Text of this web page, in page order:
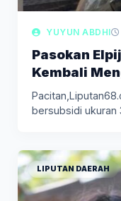
YUYUN ABDHI
Pasokan
Kembali
bersubsidi ukuran
LIPUTAN DAERAH